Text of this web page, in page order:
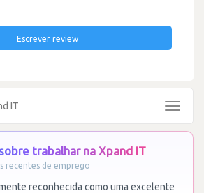
Escrever review
IT
Toggle
trabalhar na Xpand IT
recentes de emprego
reconhecida como uma excelente